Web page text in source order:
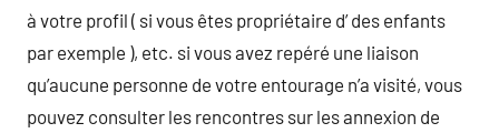
à votre profil ( si vous êtes propriétaire d’ des enfants
par exemple ), etc. si vous avez repéré une liaison
qu’aucune personne de votre entourage n’a visité, vous
pouvez consulter les rencontres sur les annexion de